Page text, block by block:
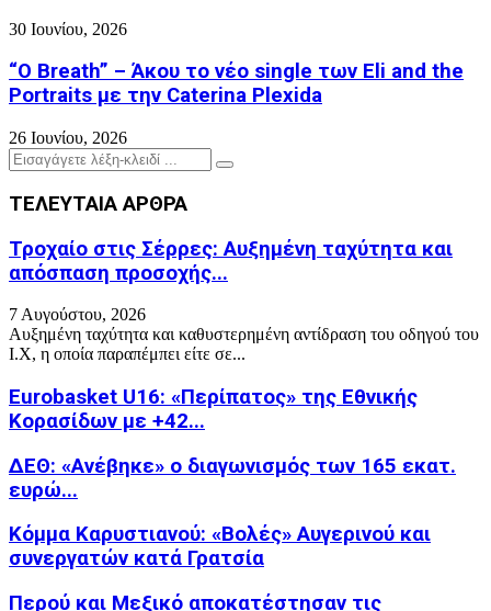
30 Ιουνίου, 2026
“O Breath” – Άκου το νέο single των Eli and the
Portraits με την Caterina Plexida
26 Ιουνίου, 2026
Search
for:
Search
ΤΕΛΕΥΤΑΙΑ ΑΡΘΡΑ
Τροχαίο στις Σέρρες: Αυξημένη ταχύτητα και
απόσπαση προσοχής...
7 Αυγούστου, 2026
Αυξημένη ταχύτητα και καθυστερημένη αντίδραση του οδηγού του
Ι.Χ, η οποία παραπέμπει είτε σε...
Eurobasket U16: «Περίπατος» της Εθνικής
Κορασίδων με +42...
ΔΕΘ: «Ανέβηκε» ο διαγωνισμός των 165 εκατ.
ευρώ...
Κόμμα Καρυστιανού: «Βολές» Αυγερινού και
συνεργατών κατά Γρατσία
Περού και Μεξικό αποκατέστησαν τις